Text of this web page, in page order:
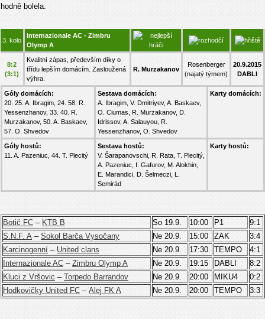
hodně bolela.
3. kolo
Internazionale AC - Zimbru
Olymp A
8:2
(3:1)
Kvalitní zápas, především díky o
třídu lepším domácím. Zasloužená
výhra.
R. Murzakanov
Rosenberger
(najatý týmem)
20.9.2015
DABLI
Góly domácích:
20. 25. A. Ibragim, 24. 58. R.
Yessenzhanov, 33. 40. R.
Murzakanov, 50. A. Baskaev,
57. O. Shvedov
Sestava domácích:
A. Ibragim, V. Dmitriyev, A. Baskaev,
O. Ciumas, R. Murzakanov, D.
Idrissov, A. Salauyou, R.
Yessenzhanov, O. Shvedov
Karty domácích:
Góly hostů:
11. A. Pazeniuc, 44. T. Plecitý
Sestava hostů:
V. Šarapanovschi, R. Rata, T. Plecitý,
A. Pazeniuc, I. Gafurov, M. Alokhin,
E. Marandici, D. Šelmeczi, L.
Semirád
Karty hostů:
Botič FC – KTB B So 19.9. 10:00 P1
9:1
S.N.F. A – Sokol Barča Vysočany Ne 20.9. 15:00 ZAK
3:4
Karcinogenní – United clans Ne 20.9. 17:30 TEMPO
4:1
Internazionale AC – Zimbru Olymp A Ne 20.9. 19:15 DABLI
8:2
Kluci z Vršovic – Torpedo Barrandov Ne 20.9. 20:00 MIKU4
0:2
Hodkovičky United FC – Alej FK A Ne 20.9. 20:00 TEMPO 3:3